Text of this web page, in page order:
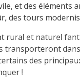
et des éléments
des tours
et naturel
des
!